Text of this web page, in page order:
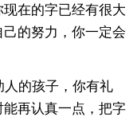
在的字已经有很大
的努力，你一定会
人的孩子，你有礼
再认真一点，把字